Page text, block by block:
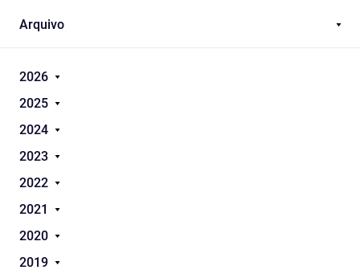
Arquivo
2026
2025
2024
2023
2022
2021
2020
2019